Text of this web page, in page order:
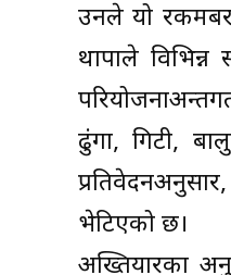
उनले यो
थापाले
ढुंगा, गिटी,
भेटिएको छ।
अख्तियारका